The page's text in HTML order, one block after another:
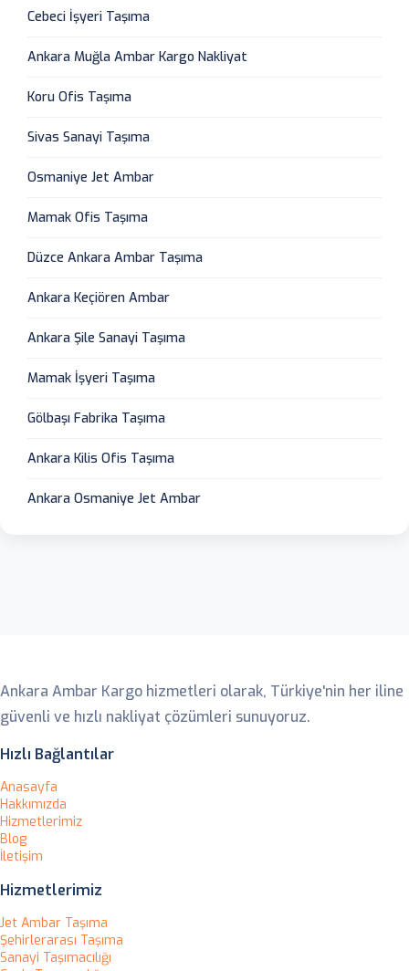
Cebeci İşyeri Taşıma
Ankara Muğla Ambar Kargo Nakliyat
Koru Ofis Taşıma
Sivas Sanayi Taşıma
Osmaniye Jet Ambar
Mamak Ofis Taşıma
Düzce Ankara Ambar Taşıma
Ankara Keçiören Ambar
Ankara Şile Sanayi Taşıma
Mamak İşyeri Taşıma
Gölbaşı Fabrika Taşıma
Ankara Kilis Ofis Taşıma
Ankara Osmaniye Jet Ambar
Ankara Ambar Kargo hizmetleri olarak, Türkiye'nin her iline
güvenli ve hızlı nakliyat çözümleri sunuyoruz.
Hızlı Bağlantılar
Anasayfa
Hakkımızda
Hizmetlerimiz
Blog
İletişim
Hizmetlerimiz
Jet Ambar Taşıma
Şehirlerarası Taşıma
Sanayi Taşımacılığı